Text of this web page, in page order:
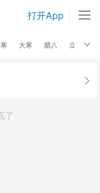
打开App
大寒 腊八 立春
了